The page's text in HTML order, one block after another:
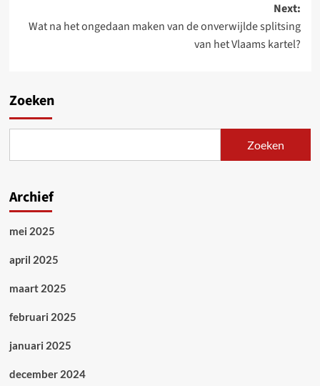
Next:
Wat na het ongedaan maken van de onverwijlde splitsing
van het Vlaams kartel?
Zoeken
Zoeken
Archief
mei 2025
april 2025
maart 2025
februari 2025
januari 2025
december 2024